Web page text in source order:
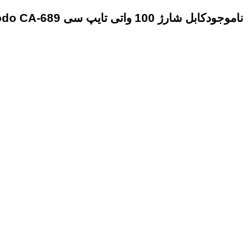
ناموجودکابل شارژ 100 واتی تایپ سی Mcdodo CA-689